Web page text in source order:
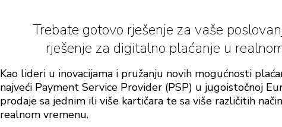
Trebate gotovo rješenje za vaše
rješenje za digitalno plaćanje u
Kao lideri u inovacijama i pružanju novih mogućnosti
najveći Payment Service Provider (PSP) u jugoistočnoj
prodaje sa jednim ili više kartičara te sa više različitih
realnom vremenu.